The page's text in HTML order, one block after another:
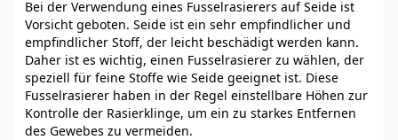
Bei der Verwendung eines Fusselrasierers auf Seide ist
Vorsicht geboten. Seide ist ein sehr empfindlicher und
empfindlicher Stoff, der leicht beschädigt werden kann.
Daher ist es wichtig, einen Fusselrasierer zu wählen, der
speziell für feine Stoffe wie Seide geeignet ist. Diese
Fusselrasierer haben in der Regel einstellbare Höhen zur
Kontrolle der Rasierklinge, um ein zu starkes Entfernen
des Gewebes zu vermeiden.